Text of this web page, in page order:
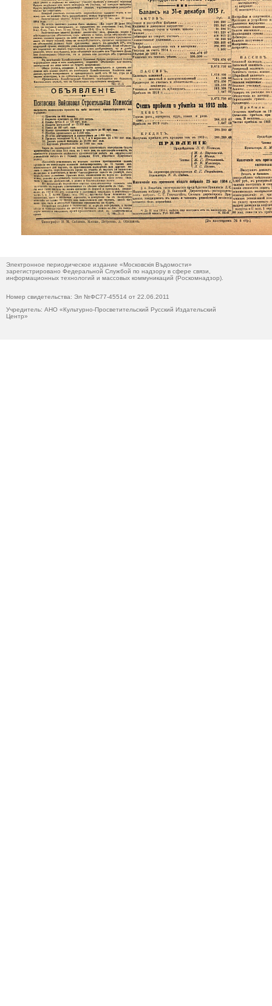
Электронное периодическое издание «Московскiя Въдомости»
зарегистрировано Федеральной Службой по надзору в сфере связи,
информационных технологий и массовых коммуникаций (Роскомнадзор).
Номер свидетельства: Эл №ФС77-45514 от 22.06.2011
Учредитель: АНО «Культурно-Просветительский Русский Издательский
Центр»